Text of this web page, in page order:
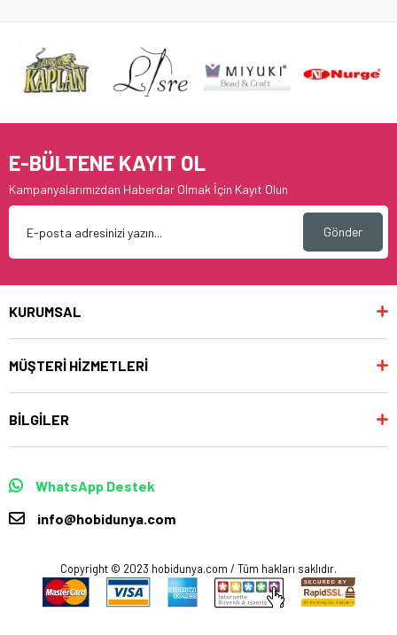
E-BÜLTENE KAYIT OL
Kampanyalarımızdan Haberdar Olmak İçin Kayıt Olun
Gönder
KURUMSAL
MÜŞTERİ HİZMETLERİ
BİLGİLER
WhatsApp Destek
info@hobidunya.com
Copyright © 2023 hobidunya.com / Tüm hakları saklıdır.